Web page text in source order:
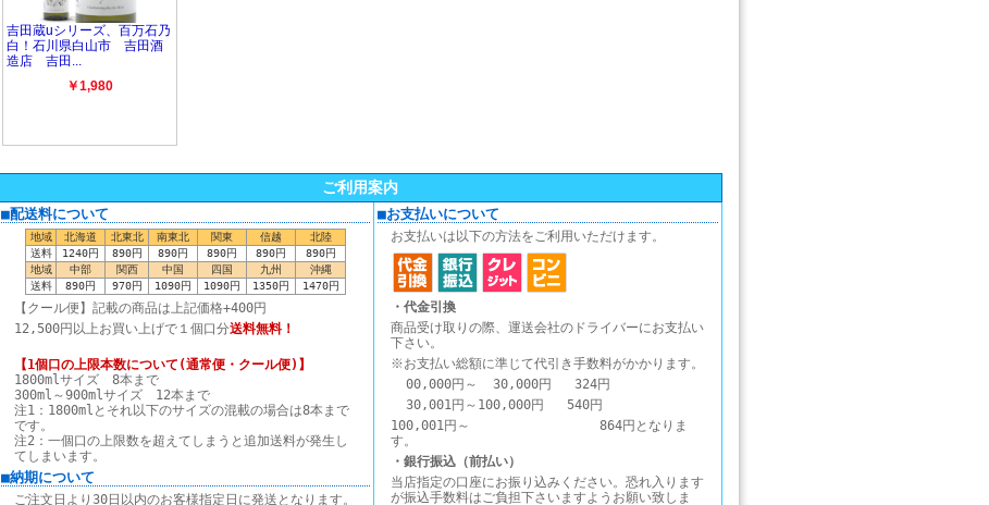
ご利用案内
■配送料について
地域 北海道 北東北 南東北 関東 信越
北陸
送料
1240円 890円 890円 890円 890円
890円
地域
中部 関西 中国 四国 九州
沖縄
送料
890円 970円 1090円 1090円 1350円 1470円
【クール便】記載の商品は上記価格+400円
12,500円以上お買い上げで１個口分送料無料！
【1個口の上限本数について(通常便・クール便)】
1800mlサイズ 8本まで
300ml～900mlサイズ 12本まで
注1：1800mlとそれ以下のサイズの混載の場合は8本まで
です。
注2：一個口の上限数を超えてしまうと追加送料が発生し
てしまいます。
■納期について
ご注文日より30日以内のお客様指定日に発送となります。
■お支払いについて
お支払いは以下の方法をご利用いただけます。
・代金引換
商品受け取りの際、運送会社のドライバーにお支払い
下さい。
※お支払い総額に準じて代引き手数料がかかります。
00,000円～ 30,000円 324円
30,001円～100,000円 540円
100,001円～ 864円となりま
す。
・銀行振込（前払い）
当店指定の口座にお振り込みください。恐れ入ります
が振込手数料はご負担下さいますようお願い致しま